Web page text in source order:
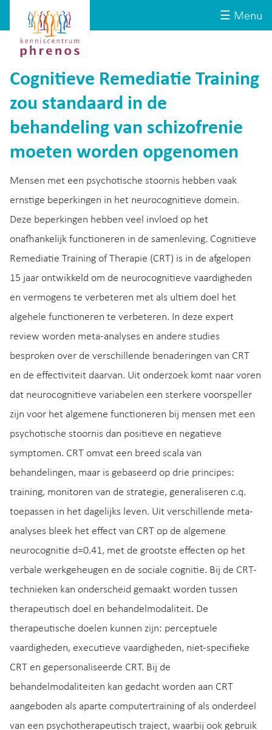
☰ Menu
Kenniscentrum
Phrenos
website
Cognitieve Remediatie Training
zou standaard in de
behandeling van schizofrenie
moeten worden opgenomen
Mensen met een psychotische stoornis hebben vaak
ernstige beperkingen in het neurocognitieve domein.
Deze beperkingen hebben veel invloed op het
onafhankelijk functioneren in de samenleving. Cognitieve
Remediatie Training of Therapie (CRT) is in de afgelopen
15 jaar ontwikkeld om de neurocognitieve vaardigheden
en vermogens te verbeteren met als ultiem doel het
algehele functioneren te verbeteren. In deze expert
review worden meta-analyses en andere studies
besproken over de verschillende benaderingen van CRT
en de effectiviteit daarvan. Uit onderzoek komt naar voren
dat neurocognitieve variabelen een sterkere voorspeller
zijn voor het algemene functioneren bij mensen met een
psychotische stoornis dan positieve en negatieve
symptomen. CRT omvat een breed scala van
behandelingen, maar is gebaseerd op drie principes:
training, monitoren van de strategie, generaliseren c.q.
toepassen in het dagelijks leven. Uit verschillende meta-
analyses bleek het effect van CRT op de algemene
neurocognitie d=0.41, met de grootste effecten op het
verbale werkgeheugen en de sociale cognitie. Bij de CRT-
technieken kan onderscheid gemaakt worden tussen
therapeutisch doel en behandelmodaliteit. De
therapeutische doelen kunnen zijn: perceptuele
vaardigheden, executieve vaardigheden, niet-specifieke
CRT en gepersonaliseerde CRT. Bij de
behandelmodaliteiten kan gedacht worden aan CRT
aangeboden als aparte computertraining of als onderdeel
van een psychotherapeutisch traject, waarbij ook gebruik